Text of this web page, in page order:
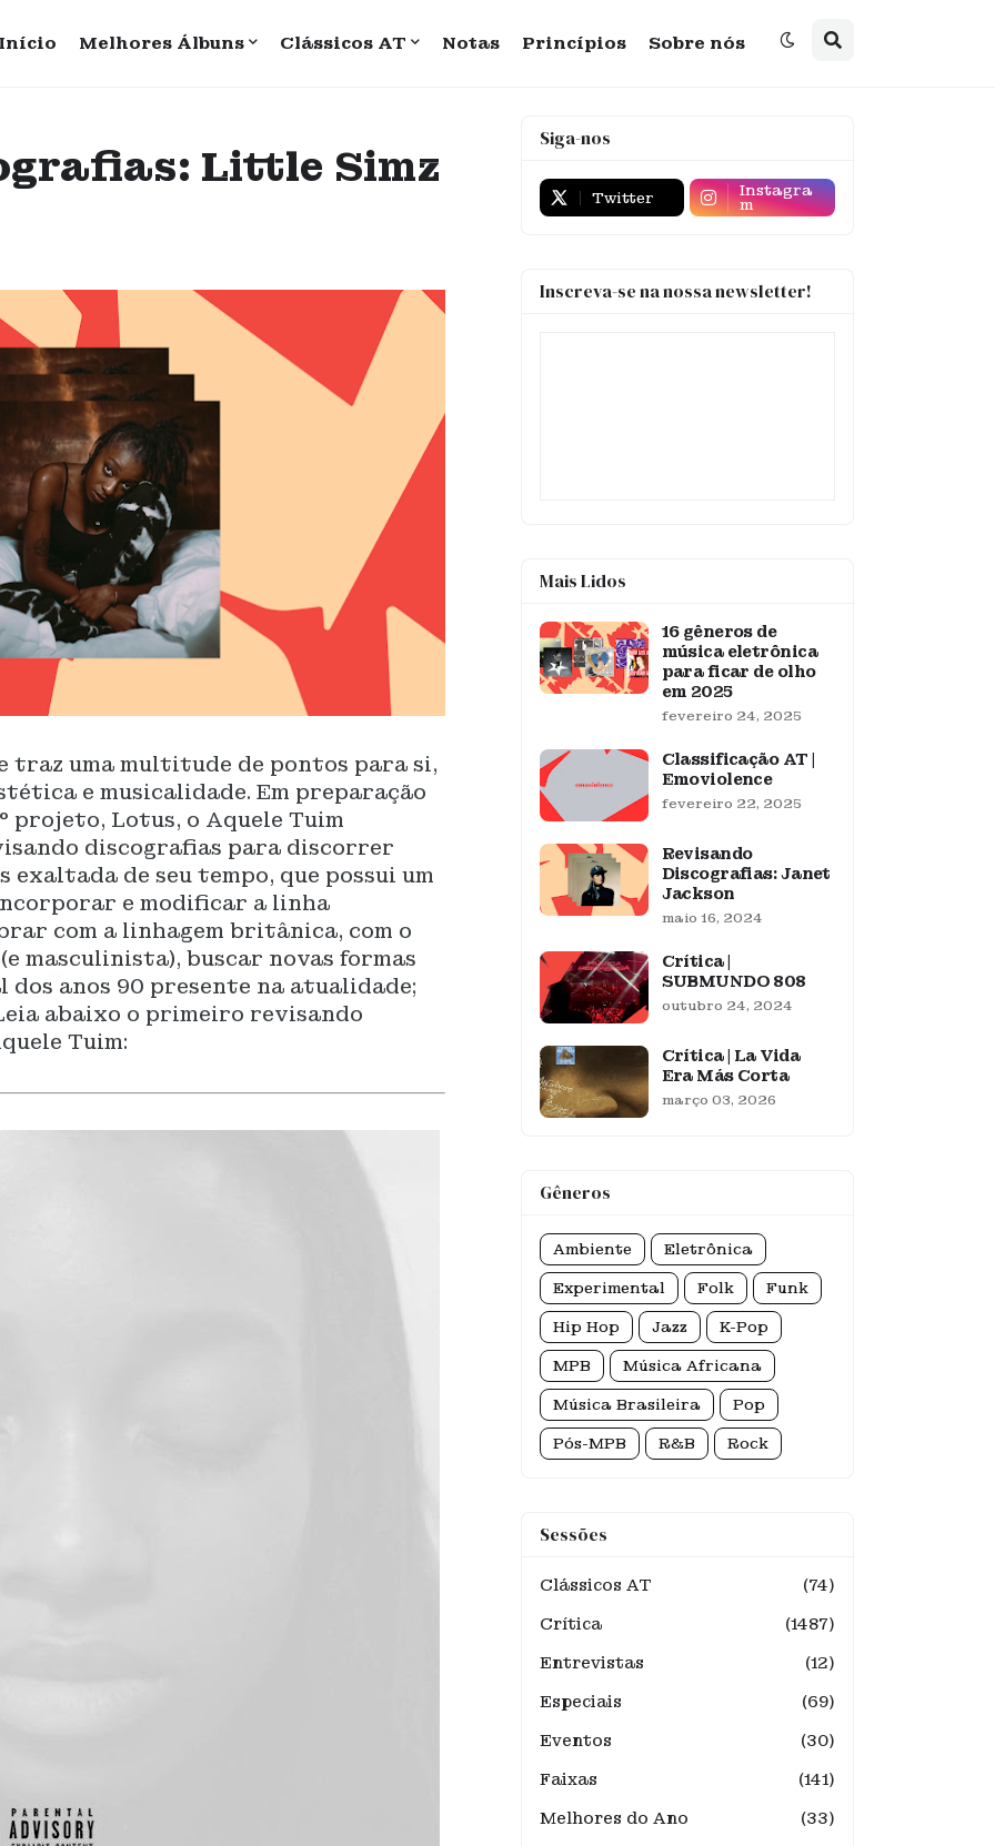
Melhores Álbuns Clássicos AT Notas Princípios Sobre nós
Little Simz
traz uma multitude de pontos para si,
e musicalidade. Em preparação
projeto, Lotus, o Aquele Tuim
discografias para discorrer
de seu tempo, que possui um
e modificar a linha
com a linhagem britânica, com o
masculinista), buscar novas formas
anos 90 presente na atualidade;
abaixo o primeiro revisando
Tuim:
Siga-nos
Twitter Instagra
m
Inscreva-se na nossa newsletter!
Mais Lidos
16 gêneros de
música eletrônica
para ficar de olho
em 2025
fevereiro 24, 2025
Classificação AT |
Emoviolence
fevereiro 22, 2025
Revisando
Discografias: Janet
Jackson
maio 16, 2024
Crítica |
SUBMUNDO 808
outubro 24, 2024
Crítica | La Vida
Era Más Corta
março 03, 2026
Gêneros
Ambiente Eletrônica
Experimental Folk Funk
Hip Hop Jazz K-Pop
MPB Música Africana
Música Brasileira Pop
Pós-MPB R&B Rock
Sessões
Clássicos AT
(74)
Crítica
(1487)
Entrevistas
(12)
Especiais
(69)
Eventos
(30)
Faixas
(141)
Melhores do Ano
(33)